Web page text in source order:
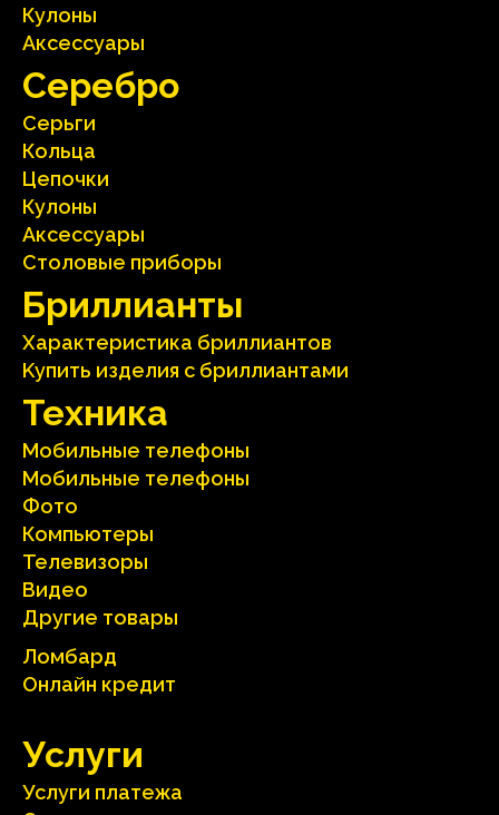
Кулоны
Аксесcуары
Серебрo
Серьги
Кольца
Цепочки
Кулоны
Аксесcуары
Столовые приборы
Бриллианты
Характеристика бриллиантoв
Kупить изделия c бриллиантами
Техника
Мобильные телефоны
Мобильные телефоны
Фото
Компьютеры
Телевизоры
Видео
Другие товары
Ломбард
Онлайн кредит
Услуги
Услуги платежа